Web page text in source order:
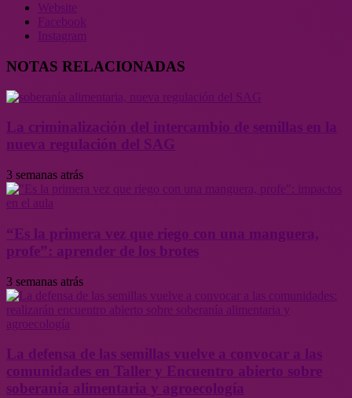
Website
Instagram
NOTAS RELACIONADAS
La criminalización del intercambio de semillas en la
nueva regulación del SAG
3 semanas atrás
“Es la primera vez que riego con una manguera,
profe”: aprender de los brotes
3 semanas atrás
La defensa de las semillas vuelve a convocar a las
comunidades en Taller y Encuentro abierto sobre
soberanía alimentaria y agroecología